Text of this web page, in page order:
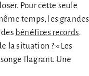
Pour cette seule
temps, les grandes
bénéfices records.
la situation ? « Les
flagrant. Une